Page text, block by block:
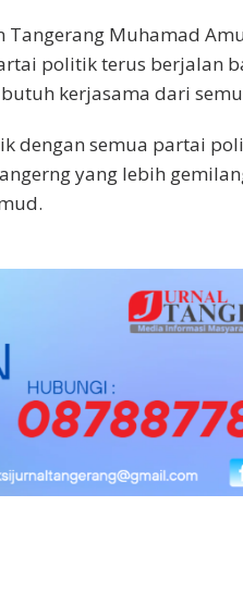
Tangerang Muhamad
politik terus berjalan
kerjasama dari
dengan semua partai
yang lebih